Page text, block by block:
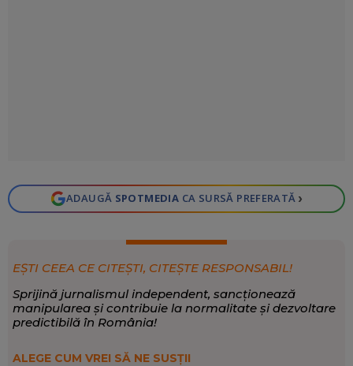
ADAUGĂ SPOTMEDIA CA SURSĂ PREFERATĂ ›
EȘTI CEEA CE CITEȘTI, CITEȘTE RESPONSABIL!
Sprijină jurnalismul independent, sancționează
manipularea și contribuie la normalitate și dezvoltare
predictibilă în România!
ALEGE CUM VREI SĂ NE SUSȚII